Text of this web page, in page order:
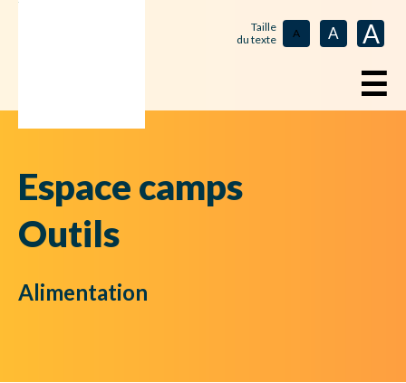
Taille
du texte
A A A
☰
Espace camps
Outils
Alimentation